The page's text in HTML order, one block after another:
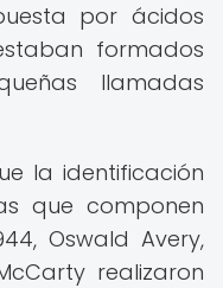
por ácidos
formados
llamadas
la identificación
que componen
Oswald Avery,
realizaron